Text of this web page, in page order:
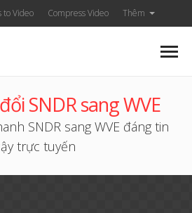
to Video Compress Video Thêm
SNDR sang WVE
SNDR sang WVE đáng tin
trực tuyến